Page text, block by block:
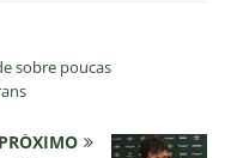
sobre poucas
PRÓXIMO